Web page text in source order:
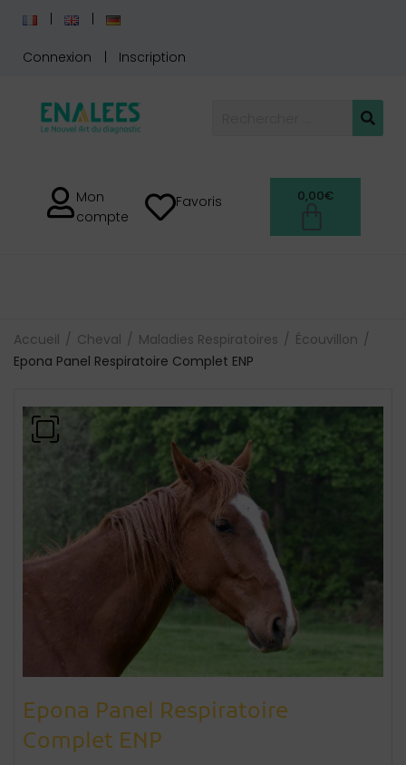
Connexion Inscription
Mon
compte
Favoris 0,00€
Accueil Cheval Maladies Respiratoires
Écouvillon
Epona Panel Respiratoire Complet ENP
Epona Panel Respiratoire
Complet ENP